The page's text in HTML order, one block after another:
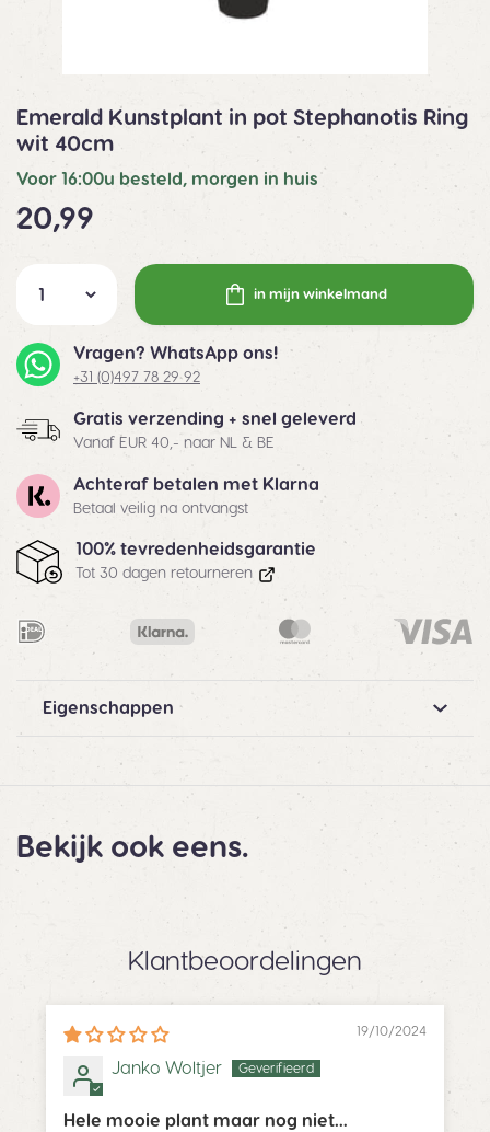
Emerald Kunstplant in pot Stephanotis Ring
wit 40cm
Voor 16:00u besteld, morgen in huis
20,99
in mijn winkelmand
Vragen? WhatsApp ons!
+31 (0)497 78 29 92
Gratis verzending + snel geleverd
Vanaf EUR 40,- naar NL & BE
Achteraf betalen met Klarna
Betaal veilig na ontvangst
100% tevredenheidsgarantie
Tot 30 dagen retourneren
Eigenschappen
Bekijk ook eens.
Klantbeoordelingen
19/10/2024
Janko Woltjer
Hele mooie plant maar nog niet